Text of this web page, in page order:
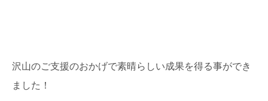
沢山のご支援のおかげで素晴らしい成果を得る事ができ
ました！